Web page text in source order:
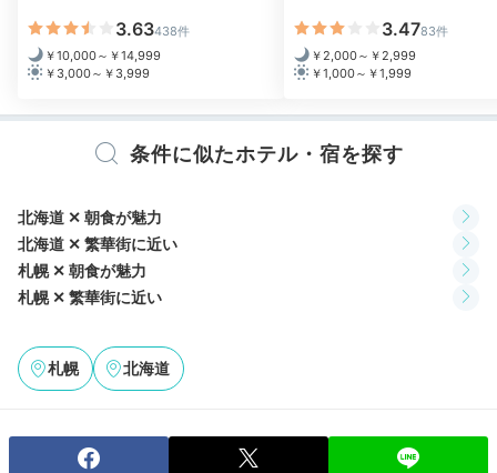
く感じられそうですね。
Breakfast
08:00
北海道グルメブッフェ
3.63438件
￥10,000～￥14,999
￥3,000～￥3,999
3.4783件
￥2,000～￥2,999
￥1,000～￥1,999
条件に似たホテル・宿を探す
北海道 ✕ 朝食が魅力
北海道 ✕ 繁華街に近い
札幌 ✕ 朝食が魅力
札幌 ✕ 繁華街に近い
札幌 北海道